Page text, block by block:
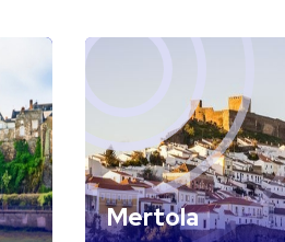
Mertola